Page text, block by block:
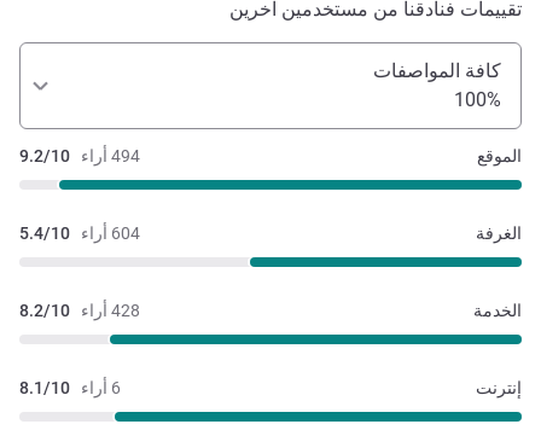
تقييمات فنادقنا من مستخدمين آخرين
كافة المواصفات
100%
494 أراء 9.2/10 الموقع
604 أراء 5.4/10 الغرفة
428 أراء 8.2/10 الخدمة
6 أراء 8.1/10 إنترنت